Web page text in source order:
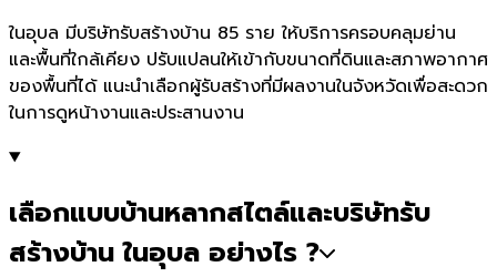
ในอุบล มีบริษัทรับสร้างบ้าน 85 ราย ให้บริการครอบคลุมย่าน
และพื้นที่ใกล้เคียง ปรับแปลนให้เข้ากับขนาดที่ดินและสภาพอากาศ
ของพื้นที่ได้ แนะนำเลือกผู้รับสร้างที่มีผลงานในจังหวัดเพื่อสะดวก
ในการดูหน้างานและประสานงาน
เลือกแบบบ้านหลากสไตล์และบริษัทรับ
สร้างบ้าน ในอุบล อย่างไร ?